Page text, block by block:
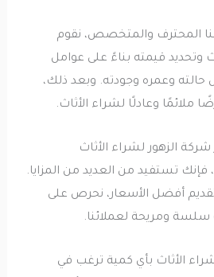
والمتخصص، نقوم
قيمته بناءً على عوامل
وعمره وجودته. وبعد ذلك،
وعادلًا لشراء الأثاث.
الزهور لشراء الأثاث
تستفيد من العديد من المزايا.
أفضل الأسعار، نحرص على
ومريحة لعملائنا.
الأثاث بأي كمية ترغب في